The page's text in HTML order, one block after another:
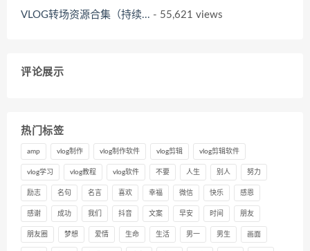
VLOG转场资源合集（持续... - 55,621 views
评论展示
热门标签
amp vlog制作 vlog制作软件 vlog剪辑 vlog剪辑软件
vlog学习 vlog教程 vlog软件 不要 人生 别人 努力
励志 名句 名言 喜欢 幸福 微信 快乐 感恩
感谢 成功 我们 抖音 文案 早安 时间 朋友
朋友圈 梦想 爱情 生命 生活 男一 男生 画面